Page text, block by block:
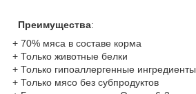
Преимущества:
+ 70% мяса в составе корма
+ Только животные белки
+ Только гипоаллергенные ингредиенты
+ Только мясо без субпродуктов